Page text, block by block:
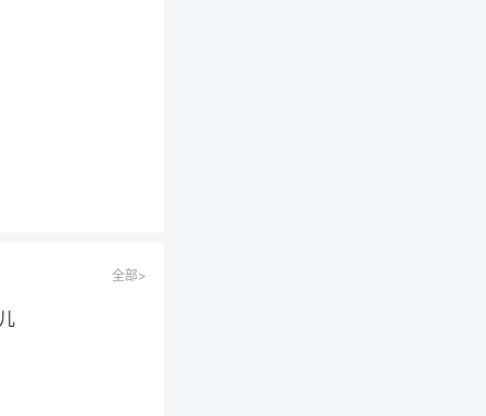
全部>